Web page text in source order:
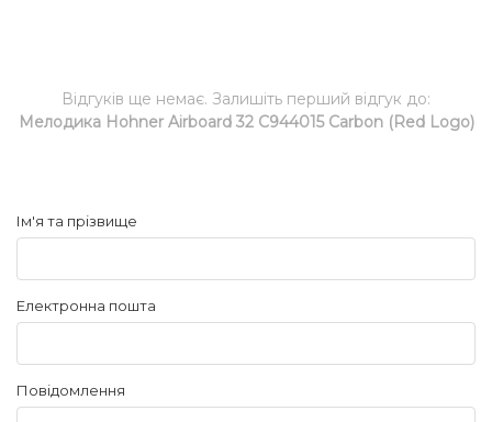
Відгуків ще немає. Залишіть перший відгук до:
Мелодика Hohner Airboard 32 C944015 Carbon (Red Logo)
Ім'я та прізвище
Електронна пошта
Повідомлення